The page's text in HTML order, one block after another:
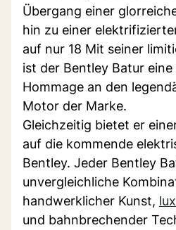
Übergang einer
hin zu einer
auf nur 18 Mit seiner
ist der Bentley Batur
Hommage an den
Motor der Marke.
Gleichzeitig bietet er
auf die kommende
Bentley. Jeder Bentley
unvergleichliche
handwerklicher Kunst,
und bahnbrechender